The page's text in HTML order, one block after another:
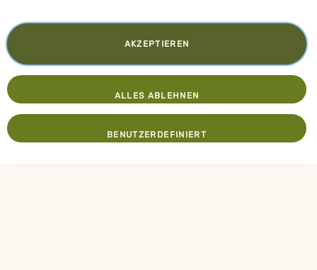
AKZEPTIEREN
BENUTZERDEFINIERT
ALLES ABLEHNEN